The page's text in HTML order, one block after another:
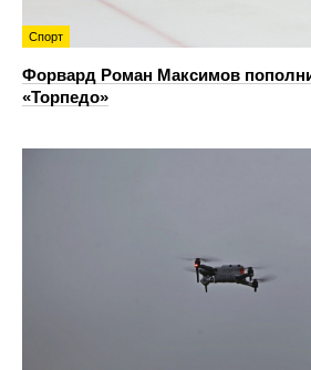
Спорт
Форвард Роман Максимов
«Торпедо»